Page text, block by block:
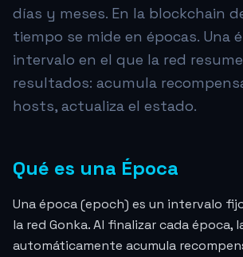
días y meses. En la blockchain
tiempo se mide en épocas. Una
intervalo en el que la red
resultados: acumula
hosts, actualiza el estado.
Qué es una Época
Una época (epoch) es un intervalo
la red Gonka. Al finalizar cada época,
automáticamente acumula